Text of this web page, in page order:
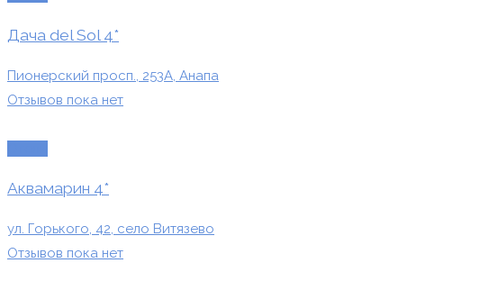
Дача del Sol 4*
Пионерский просп., 253А, Анапа
Отзывов пока нет
Аквамарин 4*
ул. Горького, 42, село Витязево
Отзывов пока нет